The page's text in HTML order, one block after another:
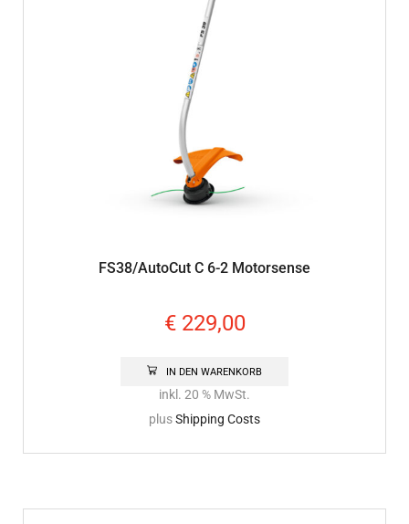
FS38/AutoCut C 6-2 Motorsense
€229,00
IN DEN WARENKORB
inkl. 20 % MwSt.
plusShipping Costs